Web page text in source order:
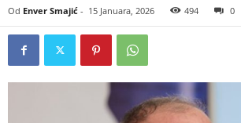
Od Enver Smajić - 15 Januara, 2026 494 0